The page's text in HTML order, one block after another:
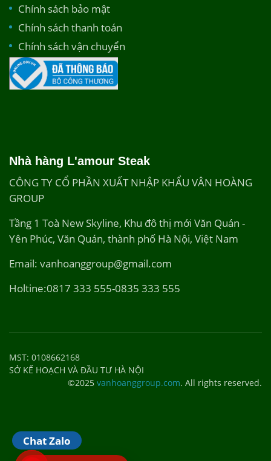
Chính sách bảo mật
Chính sách thanh toán
Chính sách vận chuyển
Nhà hàng L'amour Steak
CÔNG TY CỔ PHẦN XUẤT NHẬP KHẨU VÂN HOÀNG
GROUP
Tầng 1 Toà New Skyline, Khu đô thị mới Văn Quán -
Yên Phúc, Văn Quán, thành phố Hà Nội, Việt Nam
Email: vanhoanggroup@gmail.com
Holtine:0817 333 555-0835 333 555
MST: 0108662168
SỞ KẾ HOẠCH VÀ ĐẦU TƯ HÀ NỘI
©2025 vanhoanggroup.com. All rights reserved.
Chat Zalo